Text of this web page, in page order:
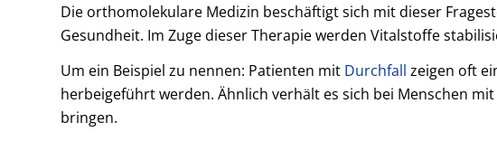
Die orthomolekulare Medizin beschäftigt sich mit dieser
Gesundheit. Im Zuge dieser Therapie werden Vitalstoffe
Um ein Beispiel zu nennen: Patienten mit Durchfall zeigen oft
herbeigeführt werden. Ähnlich verhält es sich bei Menschen mit
bringen.